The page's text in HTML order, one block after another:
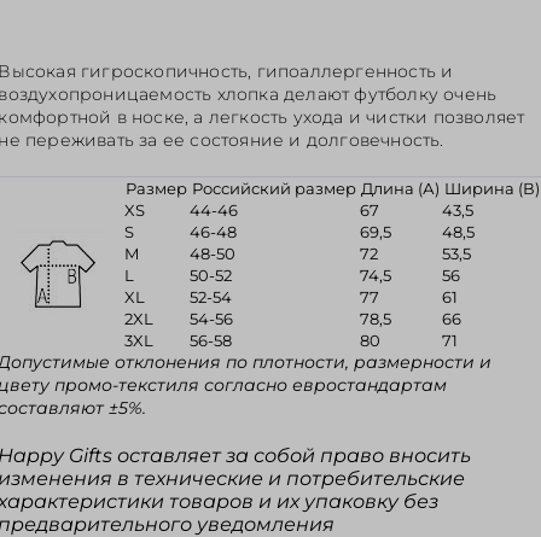
гигроскопичность, гипоаллергенность и
хлопка делают футболку очень
в носке, а легкость ухода и чистки позволяет
переживать за ее состояние и долговечность.
Размер Российский размер Длина (А) Ширина (В)
XS
44-46 67
43,5
S
46-48 69,5
48,5
M
48-50 72
53,5
L
50-52 74,5
56
XL
52-54 77
61
2XL
54-56 78,5
66
3XL
56-58 80 71
отклонения по плотности, размерности и
промо-текстиля согласно евростандартам
±5%.
Gifts оставляет за собой право вносить
в технические и потребительские
товаров и их упаковку без
уведомления